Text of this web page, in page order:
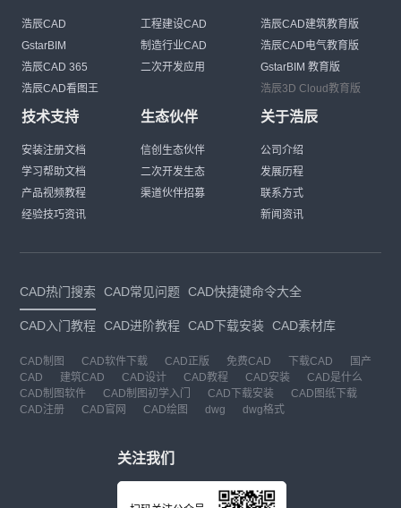
浩辰CAD
GstarBIM
浩辰CAD 365
浩辰CAD看图王
工程建设CAD
制造行业CAD
二次开发应用
浩辰CAD建筑教育版
浩辰CAD电气教育版
GstarBIM 教育版
浩辰3D Cloud教育版
技术支持
安装注册文档
学习帮助文档
产品视频教程
经验技巧资讯
生态伙伴
信创生态伙伴
二次开发生态
渠道伙伴招募
关于浩辰
公司介绍
发展历程
联系方式
新闻资讯
CAD热门搜索 CAD常见问题 CAD快捷键命令大全
CAD入门教程 CAD进阶教程 CAD下载安装 CAD素材库
CAD制图 CAD软件下载 CAD正版 免费CAD 下载CAD
国产
CAD
建筑CAD CAD设计 CAD教程 CAD安装
CAD是什么
CAD制图软件
CAD制图初学入门 CAD下载安装
CAD图纸下载
CAD注册
CAD官网 CAD绘图 dwg dwg格式
关注我们